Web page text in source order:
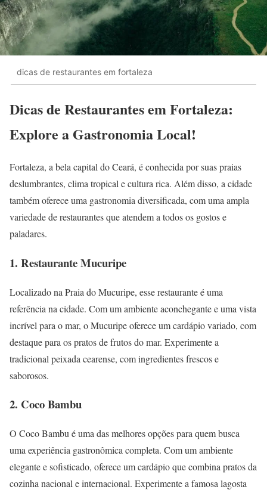
dicas de restaurantes em fortaleza
Dicas de Restaurantes em Fortaleza:
Explore a Gastronomia Local!
Fortaleza, a bela capital do Ceará, é conhecida por suas praias
deslumbrantes, clima tropical e cultura rica. Além disso, a cidade
também oferece uma gastronomia diversificada, com uma ampla
variedade de restaurantes que atendem a todos os gostos e
paladares.
1. Restaurante Mucuripe
Localizado na Praia do Mucuripe, esse restaurante é uma
referência na cidade. Com um ambiente aconchegante e uma vista
incrível para o mar, o Mucuripe oferece um cardápio variado, com
destaque para os pratos de frutos do mar. Experimente a
tradicional peixada cearense, com ingredientes frescos e
saborosos.
2. Coco Bambu
O Coco Bambu é uma das melhores opções para quem busca
uma experiência gastronômica completa. Com um ambiente
elegante e sofisticado, oferece um cardápio que combina pratos da
cozinha nacional e internacional. Experimente a famosa lagosta